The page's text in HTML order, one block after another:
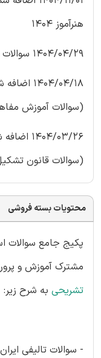
هنرآموز 1404
1404/04/29 سوالات موجود بررسی و اصلاح شدند
1404/
(سوالات آموزش
1404/
(سوالات قانون
محتویات بسته فروشی
پکیج جامع
مشترک آموزش و پرورش شامل
تشریحی به شرح زیر:
- سوالات تالیفی